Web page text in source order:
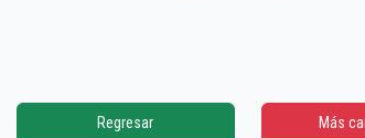
Regresar Más